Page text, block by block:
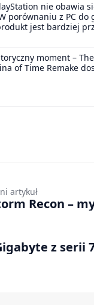
nie obawia
porównaniu z PC do
jest bardziej
moment –
of Time Remake
artykuł
Recon –
z serii